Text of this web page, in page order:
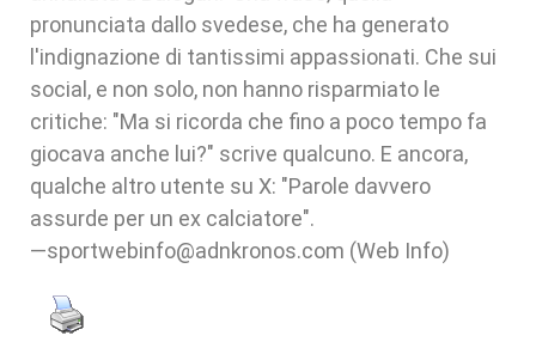
pronunciata dallo svedese, che ha generato
l'indignazione di tantissimi appassionati. Che sui
social, e non solo, non hanno risparmiato le
critiche: "Ma si ricorda che fino a poco tempo fa
giocava anche lui?" scrive qualcuno. E ancora,
qualche altro utente su X: "Parole davvero
assurde per un ex calciatore".
—sportwebinfo@adnkronos.com (Web Info)